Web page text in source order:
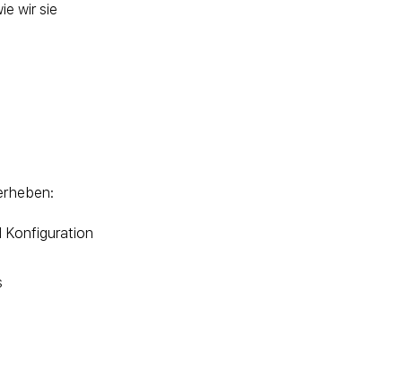
wir sie
Konfiguration